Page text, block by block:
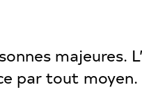
majeures.
par tout moyen.